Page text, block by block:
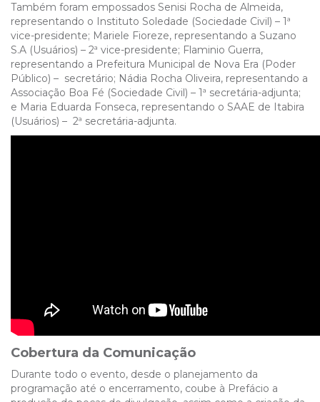
Também foram empossados Senisi Rocha de Almeida,
representando o Instituto Soledade (Sociedade Civil) – 1ª
vice-presidente; Mariele Fioreze, representando a Suzano
S.A (Usuários) – 2ª vice-presidente; Flaminio Guerra,
representando a Prefeitura Municipal de Nova Era (Poder
Público) – secretário; Nádia Rocha Oliveira, representando a
Associação Boa Fé (Sociedade Civil) – 1ª secretária-adjunta;
e Maria Eduarda Fonseca, representando o SAAE de Itabira
(Usuários) – 2ª secretária-adjunta.
Cobertura da Comunicação
Durante todo o evento, desde o planejamento da
programação até o encerramento, coube à Prefácio a